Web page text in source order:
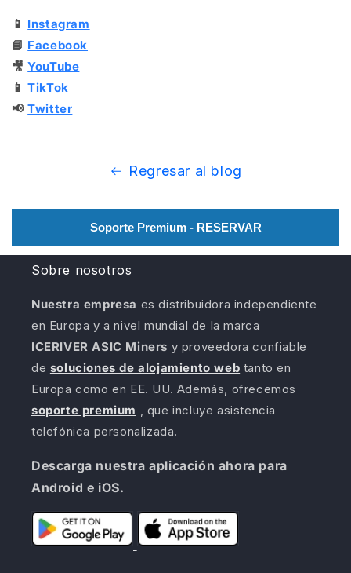
📱 Instagram
📘 Facebook
🎥YouTube
📱TikTok
📢Twitter
Regresar al blog
Soporte Premium - RESERVAR
Sobre nosotros
Nuestra empresa es distribuidora independiente
en Europa y a nivel mundial de la marca
ICERIVER ASIC Miners y proveedora confiable
de soluciones de alojamiento web tanto en
Europa como en EE. UU. Además, ofrecemos
soporte premium , que incluye asistencia
telefónica personalizada.
Descarga nuestra aplicación ahora para
Android e iOS.